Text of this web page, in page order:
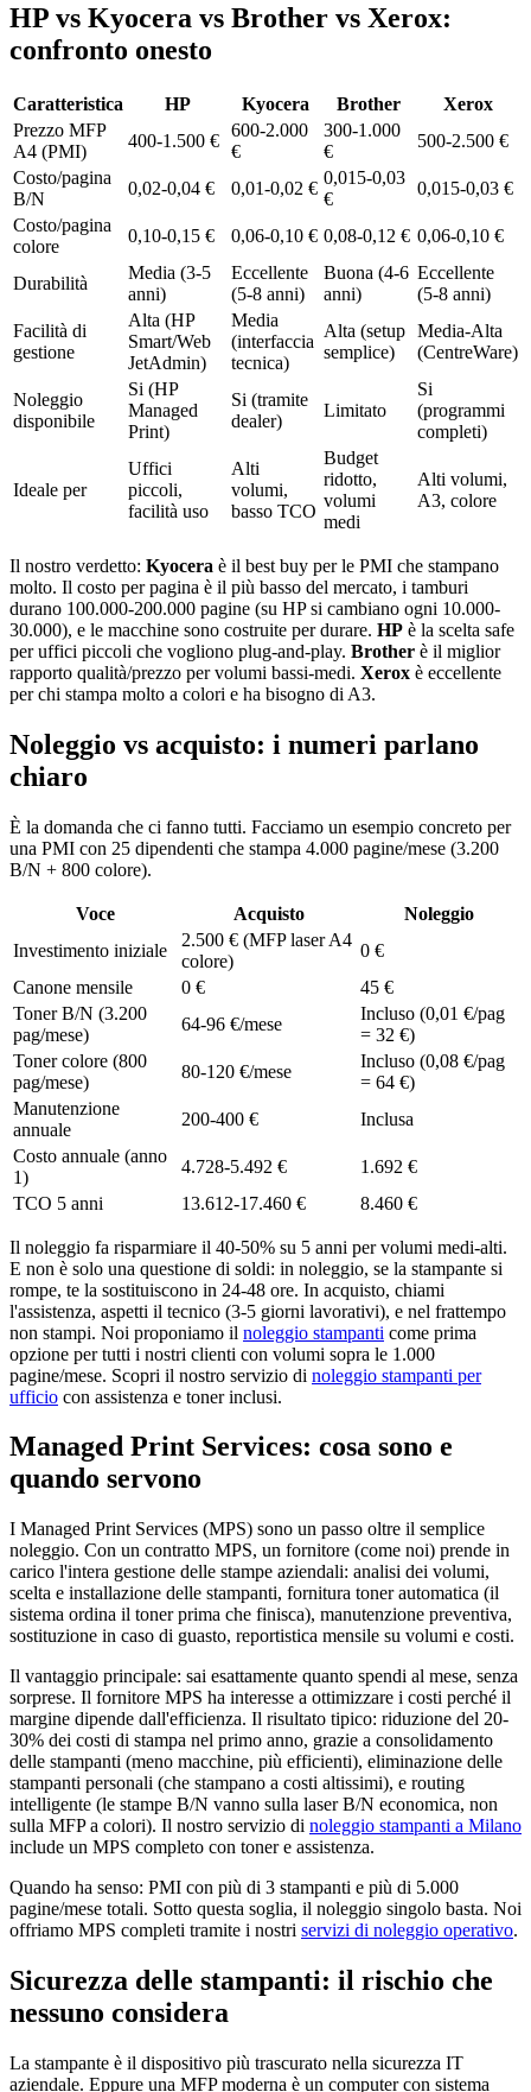
HP vs Kyocera vs Brother vs Xerox:
confronto onesto
Caratteristica HP Kyocera Brother
Xerox
Prezzo MFP
A4 (PMI)
400-1.500 €
600-2.000
€
300-1.000
€
500-2.500 €
Costo/pagina
B/N
0,02-0,04 € 0,01-0,02 €
0,015-0,03
€
0,015-0,03 €
Costo/pagina
colore
0,10-0,15 € 0,06-0,10 € 0,08-0,12 € 0,06-0,10 €
Durabilità
Media (3-5
anni)
Eccellente
(5-8 anni)
Buona (4-6
anni)
Eccellente
(5-8 anni)
Facilità di
gestione
Alta (HP
Smart/Web
JetAdmin)
Media
(interfaccia
tecnica)
Alta (setup
semplice)
Media-Alta
(CentreWare)
Noleggio
disponibile
Si (HP
Managed
Print)
Si (tramite
dealer)
Limitato
Si
(programmi
completi)
Ideale per
Uffici
piccoli,
facilità uso
Alti
volumi,
basso TCO
Budget
ridotto,
volumi
medi
Alti volumi,
A3, colore
Il nostro verdetto: Kyocera è il best buy per le PMI che stampano
molto. Il costo per pagina è il più basso del mercato, i tamburi
durano 100.000-200.000 pagine (su HP si cambiano ogni 10.000-
30.000), e le macchine sono costruite per durare. HP è la scelta safe
per uffici piccoli che vogliono plug-and-play. Brother è il miglior
rapporto qualità/prezzo per volumi bassi-medi. Xerox è eccellente
per chi stampa molto a colori e ha bisogno di A3.
Noleggio vs acquisto: i numeri parlano
chiaro
È la domanda che ci fanno tutti. Facciamo un esempio concreto per
una PMI con 25 dipendenti che stampa 4.000 pagine/mese (3.200
B/N + 800 colore).
Voce Acquisto
Noleggio
Investimento iniziale
2.500 € (MFP laser A4
colore)
0 €
Canone mensile
0 €
45 €
Toner B/N (3.200
pag/mese)
64-96 €/mese
Incluso (0,01 €/pag
= 32 €)
Toner colore (800
pag/mese)
80-120 €/mese
Incluso (0,08 €/pag
= 64 €)
Manutenzione
annuale
200-400 €
Inclusa
Costo annuale (anno
1)
4.728-5.492 €
1.692 €
TCO 5 anni
13.612-17.460 € 8.460 €
Il noleggio fa risparmiare il 40-50% su 5 anni per volumi medi-alti.
E non è solo una questione di soldi: in noleggio, se la stampante si
rompe, te la sostituiscono in 24-48 ore. In acquisto, chiami
l'assistenza, aspetti il tecnico (3-5 giorni lavorativi), e nel frattempo
non stampi. Noi proponiamo il noleggio stampanti come prima
opzione per tutti i nostri clienti con volumi sopra le 1.000
pagine/mese. Scopri il nostro servizio di noleggio stampanti per
ufficio con assistenza e toner inclusi.
Managed Print Services: cosa sono e
quando servono
I Managed Print Services (MPS) sono un passo oltre il semplice
noleggio. Con un contratto MPS, un fornitore (come noi) prende in
carico l'intera gestione delle stampe aziendali: analisi dei volumi,
scelta e installazione delle stampanti, fornitura toner automatica (il
sistema ordina il toner prima che finisca), manutenzione preventiva,
sostituzione in caso di guasto, reportistica mensile su volumi e costi.
Il vantaggio principale: sai esattamente quanto spendi al mese, senza
sorprese. Il fornitore MPS ha interesse a ottimizzare i costi perché il
margine dipende dall'efficienza. Il risultato tipico: riduzione del 20-
30% dei costi di stampa nel primo anno, grazie a consolidamento
delle stampanti (meno macchine, più efficienti), eliminazione delle
stampanti personali (che stampano a costi altissimi), e routing
intelligente (le stampe B/N vanno sulla laser B/N economica, non
sulla MFP a colori). Il nostro servizio di noleggio stampanti a Milano
include un MPS completo con toner e assistenza.
Quando ha senso: PMI con più di 3 stampanti e più di 5.000
pagine/mese totali. Sotto questa soglia, il noleggio singolo basta. Noi
offriamo MPS completi tramite i nostri servizi di noleggio operativo.
Sicurezza delle stampanti: il rischio che
nessuno considera
La stampante è il dispositivo più trascurato nella sicurezza IT
aziendale. Eppure una MFP moderna è un computer con sistema